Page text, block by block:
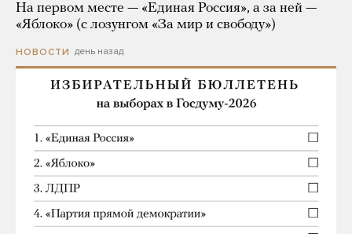
На первом месте — «Единая Россия», а за ней —
«Яблоко» (с лозунгом «За мир и свободу»)
НОВОСТИ день назад